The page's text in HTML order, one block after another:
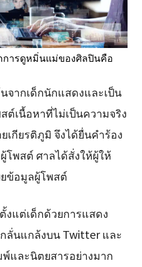
การดูหมิ่นแม่ของศิลปินคือ
ากเด็กนักแสดงและเป็น
ต์เนื้อหาที่ไม่เป็นความจริง
กียรติภูมิ จึงได้ยื่นคำร้อง
โพสต์ ศาลได้สั่งให้ผู้ให้
ยข้อมูลผู้โพสต์
แต่เด็กด้วยการแสดง
ลั่นแกล้งบน Twitter และ
และนิตยสารอย่างมาก